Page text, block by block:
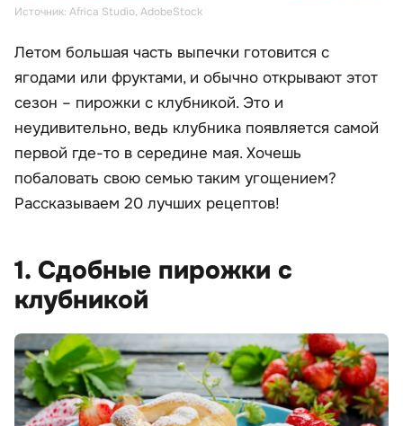
Источник: Africa Studio, AdobeStock
Летом большая часть выпечки готовится с
ягодами или фруктами, и обычно открывают этот
сезон – пирожки с клубникой. Это и
неудивительно, ведь клубника появляется самой
первой где-то в середине мая. Хочешь
побаловать свою семью таким угощением?
Рассказываем 20 лучших рецептов!
1. Сдобные пирожки с
клубникой